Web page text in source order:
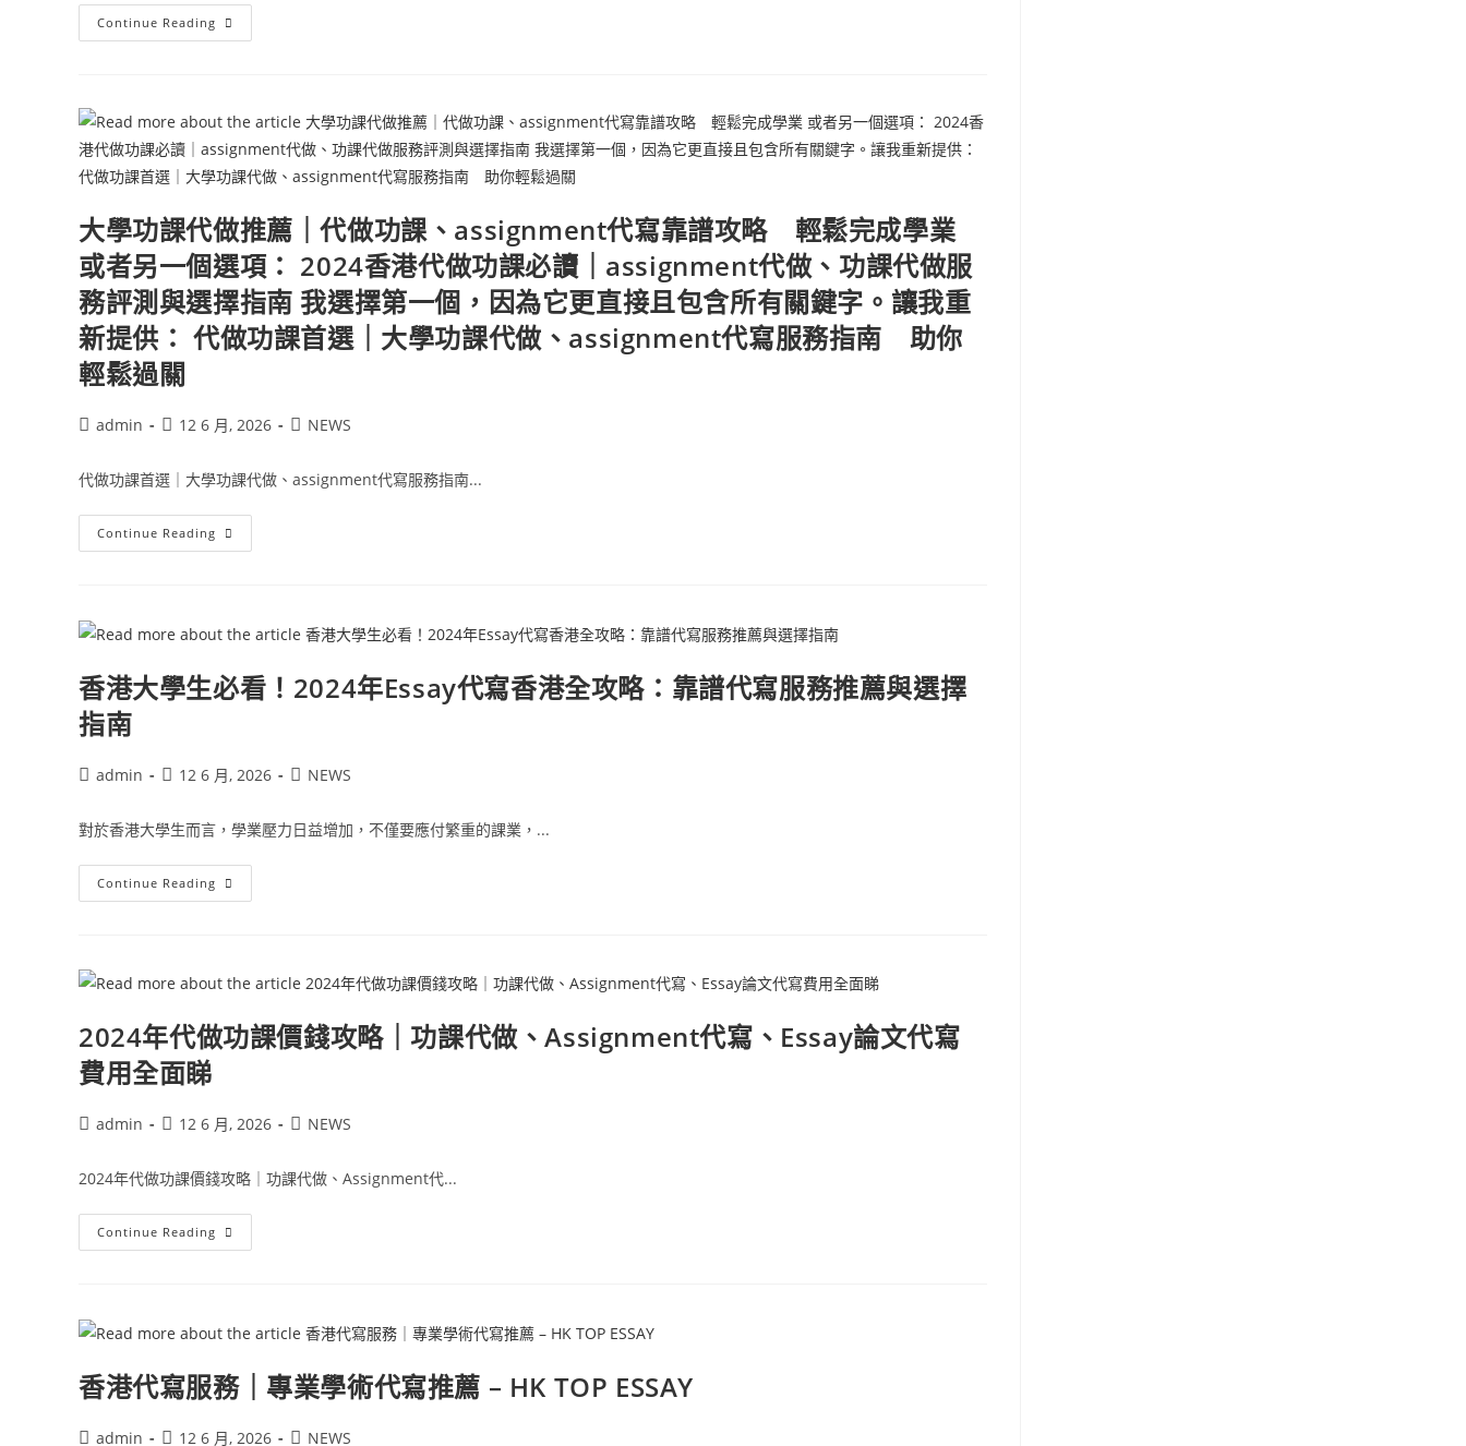
Continue Reading
大學功課代做推薦｜代做功課、assignment代寫靠譜攻略 輕鬆完成學業
或者另一個選項： 2024香港代做功課必讀｜assignment代做、功課代做服
務評測與選擇指南 我選擇第一個，因為它更直接且包含所有關鍵字。讓我重
新提供： 代做功課首選｜大學功課代做、assignment代寫服務指南 助你
輕鬆過關
admin 12 6 月, 2026 NEWS
代做功課首選｜大學功課代做、assignment代寫服務指南...
Continue Reading
香港大學生必看！2024年Essay代寫香港全攻略：靠譜代寫服務推薦與選擇
指南
admin 12 6 月, 2026 NEWS
對於香港大學生而言，學業壓力日益增加，不僅要應付繁重的課業，...
Continue Reading
2024年代做功課價錢攻略｜功課代做、Assignment代寫、Essay論文代寫
費用全面睇
admin 12 6 月, 2026 NEWS
2024年代做功課價錢攻略｜功課代做、Assignment代...
Continue Reading
香港代寫服務｜專業學術代寫推薦 – HK TOP ESSAY
admin 12 6 月, 2026 NEWS